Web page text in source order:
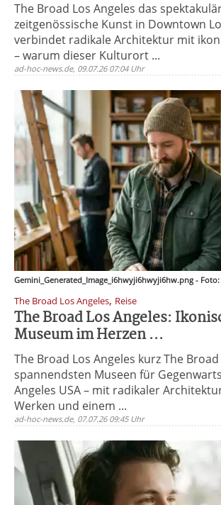
The Broad Los Angeles das
zeitgenössische Kunst in Downtown
verbindet radikale Architektur mit
– warum dieser Kulturort ...
ad-hoc-news.de, 09.07.26 07:04 Uhr
Gemini_Generated_Image_i6hwyji6hwyji6hw.png - Foto:
The Broad Los Angeles, Reise
The Broad Los Angeles:
Museum im Herzen ...
The Broad Los Angeles kurz The
spannendsten Museen für
Angeles USA – mit radikaler
Werken und einem ...
ad-hoc-news.de, 07.07.26 09:45 Uhr